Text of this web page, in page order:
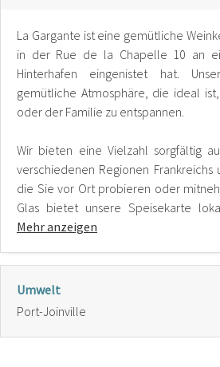
La Gargante ist eine gemütliche
in der Rue de la Chapelle 10 an
Hinterhafen eingenistet hat.
gemütliche Atmosphäre, die ideal
oder der Familie zu entspannen.
Wir bieten eine Vielzahl sorgfältig
verschiedenen Regionen Frankreichs
die Sie vor Ort probieren oder
Glas bietet unsere Speisekarte
Mehr anzeigen
Umwelt
Port-Joinville